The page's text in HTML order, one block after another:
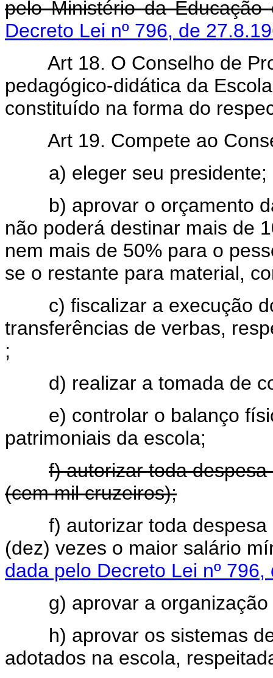
pelo Ministério da Educação
Decreto Lei nº 796, de
Art 18. O Conselho de
pedagógico-didática da
constituído na forma do
Art 19. Compete ao
a) eleger seu presidente;
b) aprovar o orçamento
não poderá destinar mais de
nem mais de 50% para o
se o restante para material,
c) fiscalizar a execução
transferências de verbas,
;
d) realizar a tomada de
e) controlar o balanço
patrimoniais da escola;
f) autorizar toda
(cem mil cruzeiros);
f) autorizar toda
(dez) vezes o maior salário
dada pelo Decreto Lei nº
g) aprovar a organização
h) aprovar os sistemas de
adotados na escola,